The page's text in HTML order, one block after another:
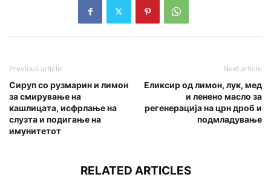
Previous article
Сируп со рузмарин и лимон
за смирување на
кашлицата, исфрлање на
слузта и подигање на
имунитетот
Next article
Еликсир од лимон, лук, мед
и ленено масло за
регенерација на црн дроб и
подмладување
RELATED ARTICLES